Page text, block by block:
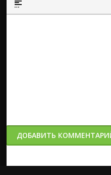
Вставка спойлера
ДОБАВИТЬ